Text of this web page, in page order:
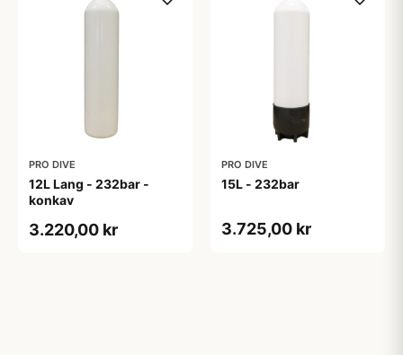
PRO DIVE
12L Lang - 232bar -
konkav
3.220,00 kr
PRO DIVE
15L - 232bar
3.725,00 kr